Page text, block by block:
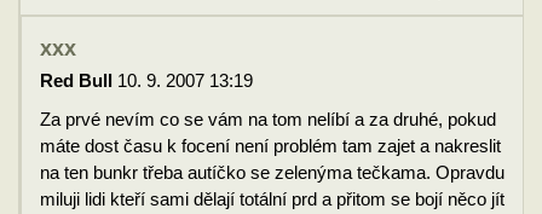
xxx
Red Bull 10. 9. 2007 13:19
Za prvé nevím co se vám na tom nelíbí a za druhé, pokud
máte dost času k focení není problém tam zajet a nakreslit
na ten bunkr třeba autíčko se zelenýma tečkama. Opravdu
miluji lidi kteří sami dělají totální prd a přitom se bojí něco jít